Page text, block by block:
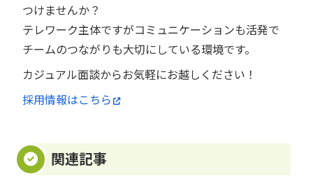
つけませんか？
テレワーク主体ですがコミュニケーションも活発で
チームのつながりも大切にしている環境です。
カジュアル面談からお気軽にお越しください！
採用情報はこちら
関連記事